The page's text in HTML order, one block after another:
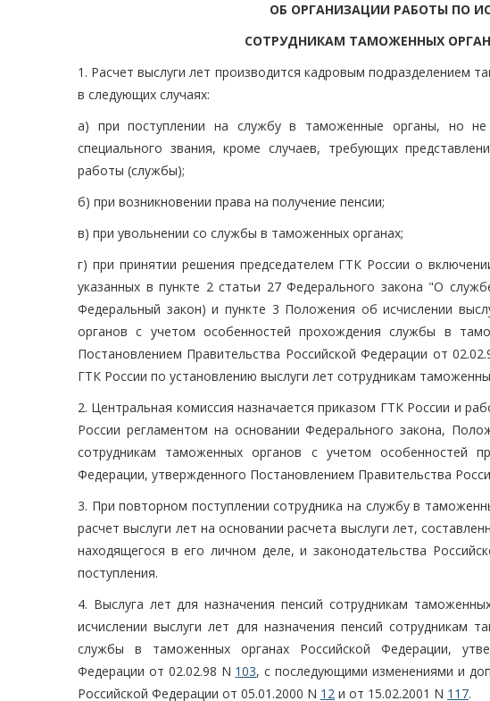
ОБ ОРГАНИЗАЦИИ РАБОТЫ ПО
СОТРУДНИКАМ ТАМОЖЕННЫХ
1. Расчет выслуги лет производится кадровым подразделением
в следующих случаях:
а) при поступлении на службу в таможенные органы, но не
специального звания, кроме случаев, требующих
работы (службы);
б) при возникновении права на получение пенсии;
в) при увольнении со службы в таможенных органах;
г) при принятии решения председателем ГТК России о
указанных в пункте 2 статьи 27 Федерального закона "О
Федеральный закон) и пункте 3 Положения об исчислении
органов с учетом особенностей прохождения службы в
Постановлением Правительства Российской Федерации от
ГТК России по установлению выслуги лет сотрудникам
2. Центральная комиссия назначается приказом ГТК России и
России регламентом на основании Федерального закона,
сотрудникам таможенных органов с учетом особенностей
Федерации, утвержденного Постановлением Правительства
3. При повторном поступлении сотрудника на службу в
расчет выслуги лет на основании расчета выслуги лет,
находящегося в его личном деле, и законодательства
поступления.
4. Выслуга лет для назначения пенсий сотрудникам
исчислении выслуги лет для назначения пенсий сотрудникам
службы в таможенных органах Российской Федерации,
Федерации от 02.02.98 N 103, с последующими изменениями и
Российской Федерации от 05.01.2000 N 12 и от 15.02.2001 N 117.